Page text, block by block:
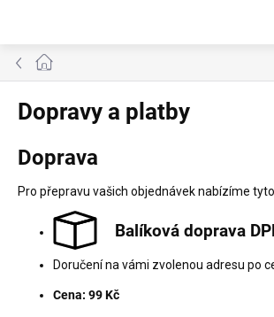
Domů
Dopravy a platby
Doprava
Pro přepravu vašich objednávek nabízíme
Balíková doprava
Doručení na vámi zvolenou adresu po
Cena: 99 Kč